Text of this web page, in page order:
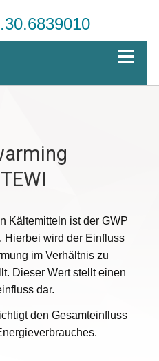
Kältemitteln ist der GWP
Hierbei wird der Einfluss
im Verhältnis zu
Dieser Wert stellt einen
dar.
den Gesamteinfluss